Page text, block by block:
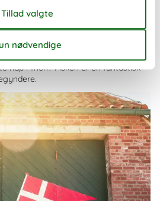
– de bedste steder at
ved vandet, frisk luft og
nap i linen? Fiskeri er en fantastisk